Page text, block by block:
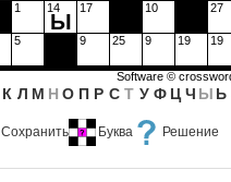
Сохранить Буква Решение
1 14
Ы
17 10 27
5 9 25 9 19 19
К Л М Н О П Р С Т У Ф Ц Ч Ы Ь
Software ©